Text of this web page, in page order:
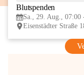
Blutspenden
Sa., 29. Aug., 07:00